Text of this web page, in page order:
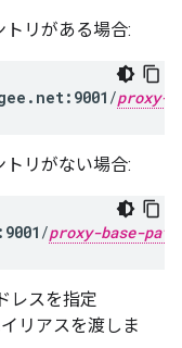
トリがある場合:
/proxy-
トリがない場合:
/proxy-base-path
レスを指定
リアスを渡しま